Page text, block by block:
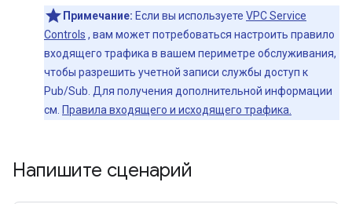
Примечание: Если вы используете VPC Service
Controls , вам может потребоваться настроить правило
входящего трафика в вашем периметре обслуживания,
чтобы разрешить учетной записи службы доступ к
Pub/Sub. Для получения дополнительной информации
см. Правила входящего и исходящего трафика.
Напишите сценарий